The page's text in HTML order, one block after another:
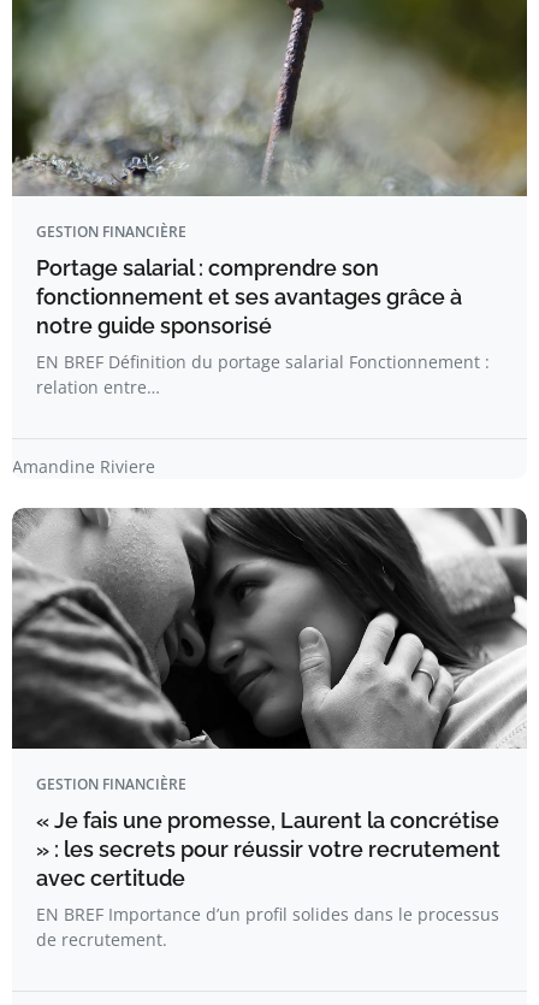
GESTION FINANCIÈRE
Portage salarial : comprendre son
fonctionnement et ses avantages grâce à
notre guide sponsorisé
EN BREF Définition du portage salarial Fonctionnement :
relation entre…
Amandine Riviere
GESTION FINANCIÈRE
« Je fais une promesse, Laurent la concrétise
» : les secrets pour réussir votre recrutement
avec certitude
EN BREF Importance d’un profil solides dans le processus
de recrutement.